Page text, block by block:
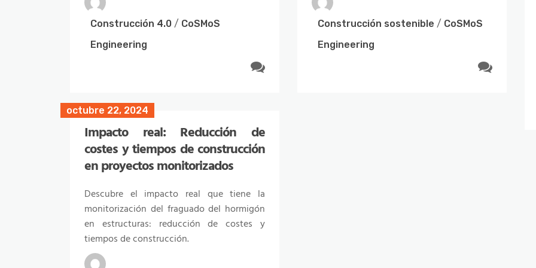
Construcción sostenible / CoSMoS
Engineering
Construcción 4.0 / CoSMoS
Engineering
octubre 22, 2024
Impacto real: Reducción de
costes y tiempos de construcción
en proyectos monitorizados
Descubre el impacto real que tiene la
monitorización del fraguado del hormigón
en estructuras: reducción de costes y
tiempos de construcción.
como las soluciones y herramientas
basadas en esta tecnología van a cambiar
la forma de construir.
Engineering
en este 2024.
La estandarización de los datos
en la construcción
Descubre en nuestro blog las buenas
prácticas que pueden implementar las